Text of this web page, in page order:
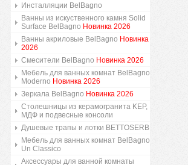
Инсталляции BelBagno
Ванны из искуственного камня Solid
Surface BelBagno Новинка 2026
Ванны акриловые BelBagno Новинка
2026
Смесители BelBagno Новинка 2026
Мебель для ванных комнат BelBagno
Moderno Новинка 2026
Зеркала BelBagno Новинка 2026
Столешницы из керамогранита KEP,
МДФ и подвесные консоли
Душевые трапы и лотки BETTOSERB
Мебель для ванных комнат BelBagno
Un Classico
Аксессуары для ванной комнаты